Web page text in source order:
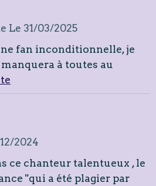
Le 31/03/2025
fan inconditionnelle, je
à toutes au
2024
ce chanteur talentueux , le
"qui a été plagier par